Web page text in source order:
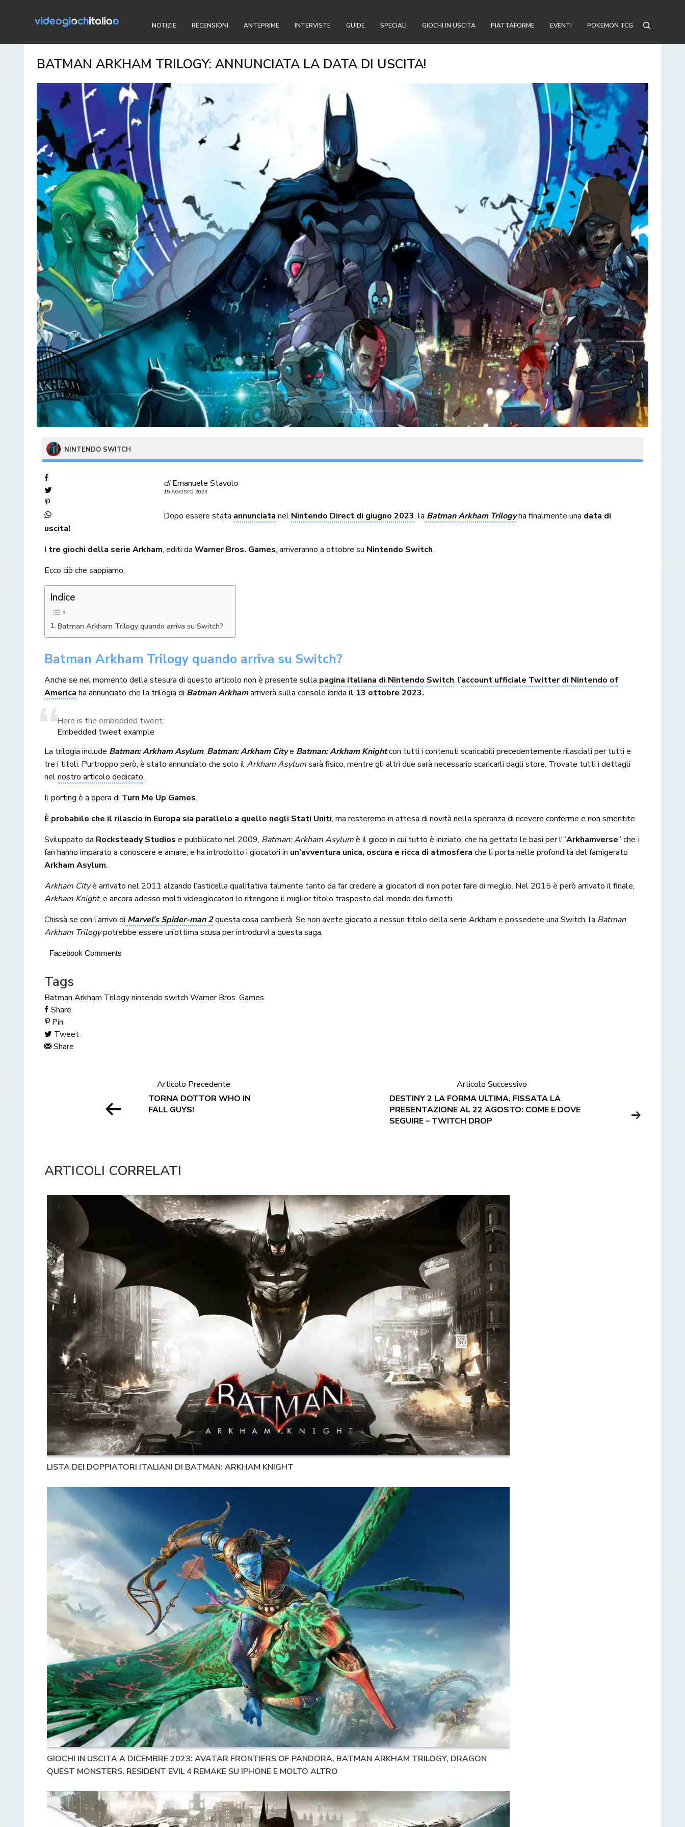
NOTIZIE RECENSIONI ANTEPRIME INTERVISTE GUIDE SPECIALI GIOCHI IN USCITA PIATTAFORME EVENTI POKEMON TCG
BATMAN ARKHAM TRILOGY: ANNUNCIATA LA DATA DI USCITA!
NINTENDO SWITCH
di Emanuele Stavolo
15 AGOSTO 2023
Dopo essere stata annunciata nel Nintendo Direct di giugno 2023, la Batman Arkham Trilogyha finalmente una data di
uscita!
I tre giochi della serie Arkham, editi daWarner Bros. Games, arriveranno a ottobre su Nintendo Switch.
Ecco ciò che sappiamo.
Indice
Batman Arkham Trilogy quando arriva su Switch?
Batman Arkham Trilogy quando arriva su Switch?
Anche se nel momento della stesura di questo articolo non è presente sulla pagina italiana di Nintendo Switch, l’account ufficiale Twitter di Nintendo of
America ha annunciato che la trilogia di Batman Arkhamarriverà sulla console ibrida il 13 ottobre 2023.
Here is the embedded tweet:
Embedded tweet example
La trilogia include Batman: Arkham Asylum, Batman: Arkham Citye Batman: Arkham Knightcon tutti i contenuti scaricabili precedentemente rilasciati per tutti e
tre i titoli. Purtroppo però, è stato annunciato che solo ilArkham Asylumsarà fisico, mentre gli altri due sarà necessario scaricarli dagli store. Trovate tutti i dettagli
nelnostro articolo dedicato.
Il porting è a opera di Turn Me Up Games.
È probabile che il rilascio in Europa sia parallelo a quello negli Stati Uniti, ma resteremo in attesa di novità nella speranza di ricevere conferme e non smentite.
Sviluppato da Rocksteady Studios e pubblicato nel 2009, Batman: Arkham Asylumè il gioco in cui tutto è iniziato, che ha gettato le basi per l'”Arkhamverse” che i
fan hanno imparato a conoscere e amare, e ha introdotto i giocatori in un’avventura unica, oscura e ricca di atmosfera che li porta nelle profondità del famigerato
Arkham Asylum.
Arkham Cityè arrivato nel 2011 alzando l’asticella qualitativa talmente tanto da far credere ai giocatori di non poter fare di meglio. Nel 2015 è però arrivato il finale,
Arkham Knight, e ancora adesso molti videogiocatori lo ritengono il miglior titolo trasposto dal mondo dei fumetti.
Chissà se con l’arrivo di Marvel’s Spider-man 2questa cosa cambierà. Se non avete giocato a nessun titolo della serie Arkham e possedete una Switch, la Batman
Arkham Trilogypotrebbe essere un’ottima scusa per introdurvi a questa saga.
Facebook Comments
Tags
Batman Arkham Trilogynintendo switch Warner Bros. Games
Share
Pin
Tweet
Share
Articolo Precedente
TORNA DOTTOR WHO IN
FALL GUYS!
Articolo Successivo
DESTINY 2 LA FORMA ULTIMA, FISSATA LA
PRESENTAZIONE AL 22 AGOSTO: COME E DOVE
SEGUIRE – TWITCH DROP
ARTICOLI CORRELATI
LISTA DEI DOPPIATORI ITALIANI DI BATMAN: ARKHAM KNIGHT
GIOCHI IN USCITA A DICEMBRE 2023: AVATAR FRONTIERS OF PANDORA, BATMAN ARKHAM TRILOGY, DRAGON
QUEST MONSTERS, RESIDENT EVIL 4 REMAKE SU IPHONE E MOLTO ALTRO